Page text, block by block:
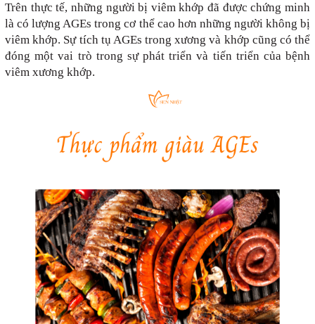
Trên thực tế, những người bị viêm khớp đã được chứng minh
là có lượng AGEs trong cơ thể cao hơn những người không bị
viêm khớp. Sự tích tụ AGEs trong xương và khớp cũng có thể
đóng một vai trò trong sự phát triển và tiến triển của bệnh
viêm xương khớp.